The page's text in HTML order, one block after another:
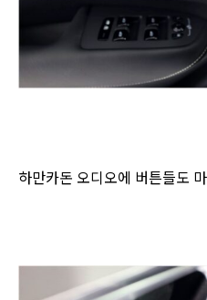
하만카돈 오디오에 버튼들도